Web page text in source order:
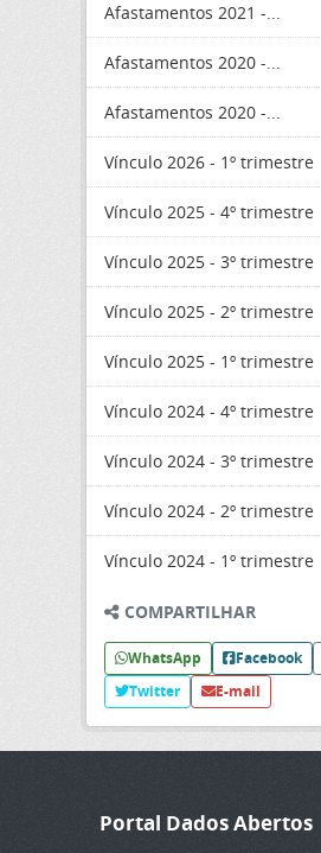
Afastamentos 2021 -...
Afastamentos 2020 -...
Afastamentos 2020 -...
Vínculo 2026 - 1º trimestre
Vínculo 2025 - 4º trimestre
Vínculo 2025 - 3º trimestre
Vínculo 2025 - 2º trimestre
Vínculo 2025 - 1º trimestre
Vínculo 2024 - 4º trimestre
Vínculo 2024 - 3º trimestre
Vínculo 2024 - 2º trimestre
Vínculo 2024 - 1º trimestre
COMPARTILHAR
WhatsApp Facebook
Twitter
E-mail
Portal Dados Abertos